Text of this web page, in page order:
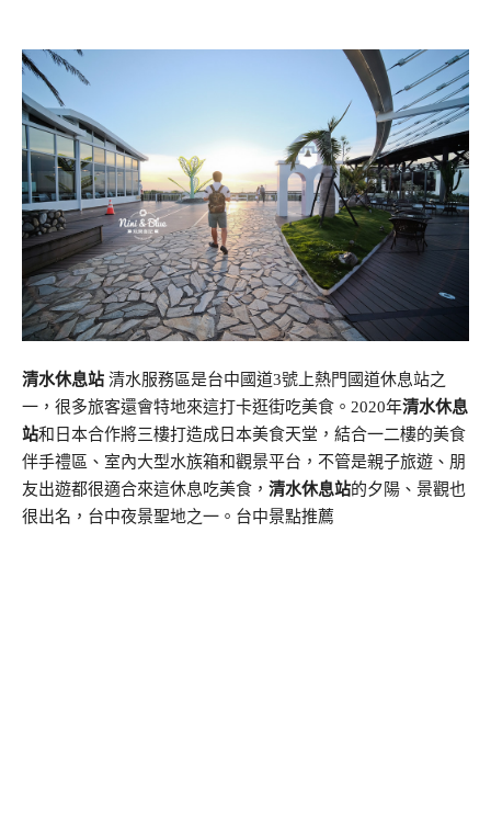
清水休息站 清水服務區是台中國道3號上熱門國道休息站之
一，很多旅客還會特地來這打卡逛街吃美食。2020年清水休息
站和日本合作將三樓打造成日本美食天堂，結合一二樓的美食
伴手禮區、室內大型水族箱和觀景平台，不管是親子旅遊、朋
友出遊都很適合來這休息吃美食， 清水休息站的夕陽、景觀也
很出名，台中夜景聖地之一。台中景點推薦